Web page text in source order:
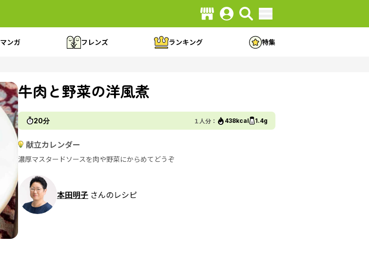
マンガ フレンズ ランキング 特集
牛肉と野菜の洋風煮
20分 １人分： 438kcal 1.4g
献立カレンダー
濃厚マスタードソースを肉や野菜にからめてどうぞ
本田明子 さんのレシピ